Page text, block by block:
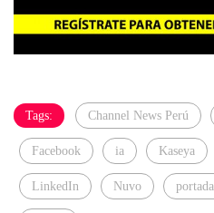
Tags: Channel News Perú
Facebook ia Kaseya
LinkedIn Nuvo portada